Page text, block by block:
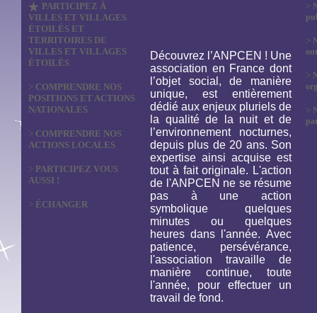
PARTICIPEZ À
VILLES ET VILLAGES
ÉTOILÉS ET
TERRITOIRES DE
VILLES ET VILLAGES
ÉTOILÉS
> COMPRENDRE NOS
POSITIONS ET ACTIONS
NATIONALES
> COMPRENDRE NOS
ACTIONS LOCALES
> PARTICIPEZ VOUS
AUSSI !
> ÉCHANGER
Découvrez l’ANPCEN ! Une
association en France dont
l’objet social, de manière
unique, est entièrement
dédié aux enjeux pluriels de
la qualité de la nuit et de
l’environnement nocturnes,
depuis plus de 20 ans. Son
expertise ainsi acquise est
tout à fait originale. L'action
de l'ANPCEN ne se résume
pas à une action
symbolique quelques
minutes ou quelques
heures dans l'année. Avec
patience, persévérance,
l'association travaille de
manière continue, toute
l'année, pour effectuer un
travail de fond.
>
>
>
>